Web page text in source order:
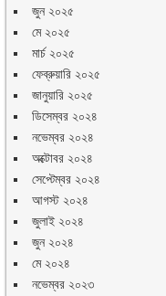
জুন ২০২৫
মে ২০২৫
মার্চ ২০২৫
ফেব্রুয়ারি ২০২৫
জানুয়ারি ২০২৫
ডিসেম্বর ২০২৪
নভেম্বর ২০২৪
অক্টোবর ২০২৪
সেপ্টেম্বর ২০২৪
আগস্ট ২০২৪
জুলাই ২০২৪
জুন ২০২৪
মে ২০২৪
নভেম্বর ২০২৩